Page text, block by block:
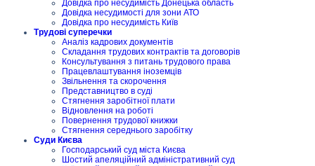
Довідка про несудимість Донецька область
Довідка несудимості для зони АТО
Довідка про несудимість Київ
Трудові суперечки
Аналіз кадрових документів
Складання трудових контрактів та договорів
Консультування з питань трудового права
Працевлаштування іноземців
Звільнення та скорочення
Представництво в суді
Стягнення заробітної плати
Відновлення на роботі
Повернення трудової книжки
Стягнення середнього заробітку
Суди Києва
Господарський суд міста Києва
Шостий апеляційний адміністративний суд